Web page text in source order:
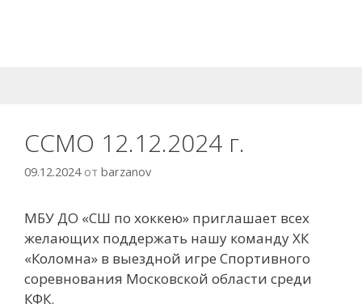
ССМО 12.12.2024 г.
09.12.2024 от barzanov
МБУ ДО «СШ по хоккею» приглашает всех
желающих поддержать нашу команду ХК
«Коломна» в выездной игре Спортивного
соревнования Московской области среди
КФК.